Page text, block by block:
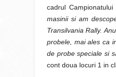
cadrul
masinii si am
Transilvania Rally.
probele, mai ales ca
de probe speciale si
cont doua locuri 1 in